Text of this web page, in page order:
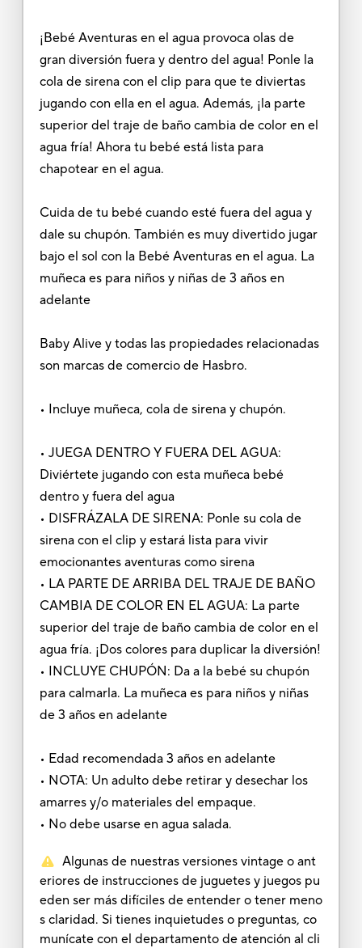
¡Bebé Aventuras en el agua provoca olas de
gran diversión fuera y dentro del agua! Ponle la
cola de sirena con el clip para que te diviertas
jugando con ella en el agua. Además, ¡la parte
superior del traje de baño cambia de color en el
agua fría! Ahora tu bebé está lista para
chapotear en el agua.
Cuida de tu bebé cuando esté fuera del agua y
dale su chupón. También es muy divertido jugar
bajo el sol con la Bebé Aventuras en el agua. La
muñeca es para niños y niñas de 3 años en
adelante
Baby Alive y todas las propiedades relacionadas
son marcas de comercio de Hasbro.
• Incluye muñeca, cola de sirena y chupón.
• JUEGA DENTRO Y FUERA DEL AGUA:
Diviértete jugando con esta muñeca bebé
dentro y fuera del agua
• DISFRÁZALA DE SIRENA: Ponle su cola de
sirena con el clip y estará lista para vivir
emocionantes aventuras como sirena
• LA PARTE DE ARRIBA DEL TRAJE DE BAÑO
CAMBIA DE COLOR EN EL AGUA: La parte
superior del traje de baño cambia de color en el
agua fría. ¡Dos colores para duplicar la diversión!
• INCLUYE CHUPÓN: Da a la bebé su chupón
para calmarla. La muñeca es para niños y niñas
de 3 años en adelante
• Edad recomendada 3 años en adelante
• NOTA: Un adulto debe retirar y desechar los
amarres y/o materiales del empaque.
• No debe usarse en agua salada.
Algunas de nuestras versiones vintage o ant
eriores de instrucciones de juguetes y juegos pu
eden ser más difíciles de entender o tener meno
s claridad. Si tienes inquietudes o preguntas, co
munícate con el departamento de atención al cli